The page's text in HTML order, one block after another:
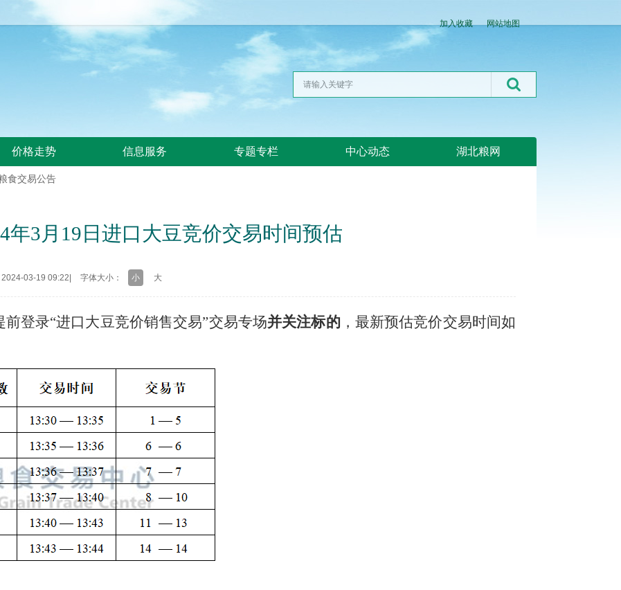
加入收藏 网站地图
价格走势 信息服务 专题专栏 中心动态 湖北粮网
食交易公告
年3月19日进口大豆竞价交易时间预估
03-19 09:22 字体大小： 小 大
登录“进口大豆竞价销售交易”交易专场并关注标的 ，最新预估竞价交易时间如